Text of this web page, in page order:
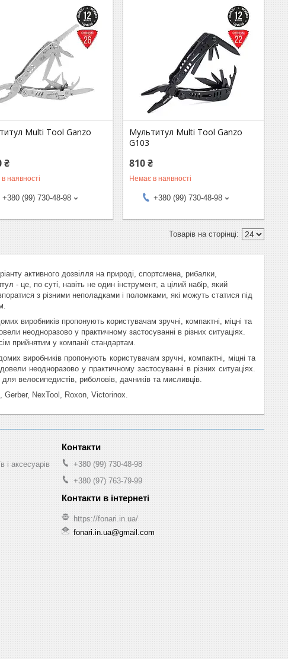
Multi Tool Ganzo
₴
наявності
+380 (99) 730-48-98
Мультитул Multi Tool Ganzo
G103
810 ₴
Немає в наявності
+380 (99) 730-48-98
активного дозвілля на природі, спортсмена, рибалки,
- це, по суті, навіть не один інструмент, а цілий набір, який
з різними неполадками і поломками, які можуть статися під
виробників пропонують користувачам зручні, компактні, міцні та
неодноразово у практичному застосуванні в різних ситуаціях.
прийнятим у компанії стандартам.
виробників пропонують користувачам зручні, компактні, міцні та
неодноразово у практичному застосуванні в різних ситуаціях.
велосипедистів, риболовів, дачників та мисливців.
Gerber, NexTool, Roxon, Victorinox.
і аксесуарів
+380 (99) 730-48-98
+380 (97) 763-79-99
https://fonari.in.ua/
fonari.in.ua@gmail.com